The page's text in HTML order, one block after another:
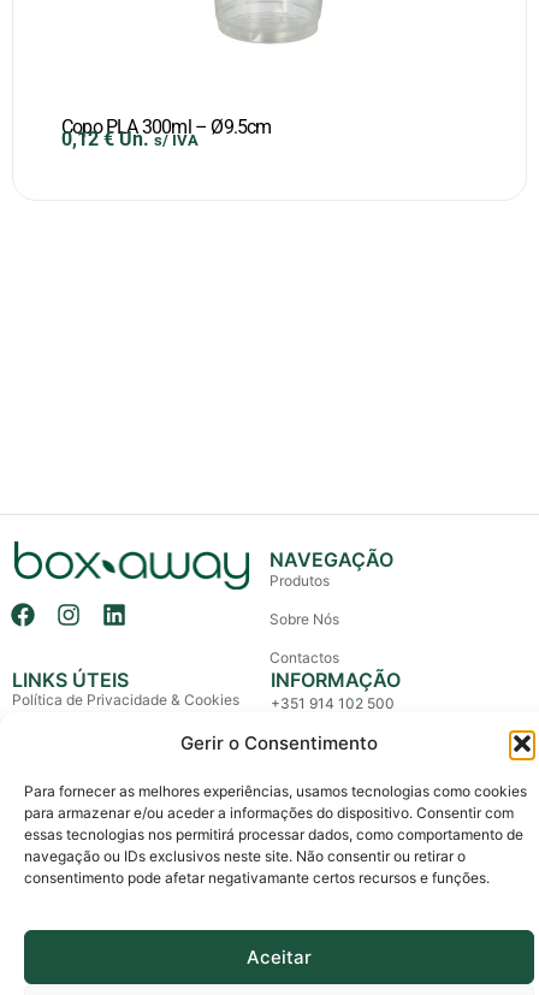
Gerir o Consentimento
Para fornecer as melhores experiências, usamos tecnologias como cookies
para armazenar e/ou aceder a informações do dispositivo. Consentir com
essas tecnologias nos permitirá processar dados, como comportamento de
navegação ou IDs exclusivos neste site. Não consentir ou retirar o
consentimento pode afetar negativamante certos recursos e funções.
Aceitar
Copo PLA 300ml – Ø9.5cm
0,12€ Un. s/ IVA
NAVEGAÇÃO
Produtos
Sobre Nós
Contactos
LINKS ÚTEIS
Política de Privacidade & Cookies
Política de Devolução e Reembolso
Litígios de Consumo
Livro de Reclamações
INFORMAÇÃO
+351 914 102 500
Entregas em todo o País